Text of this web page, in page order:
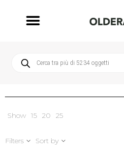
Show 15 20 25
Filters Sort by